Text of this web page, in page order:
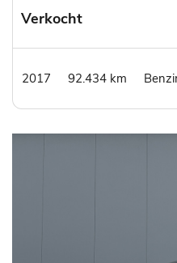
Verkocht
2017 92.434 km